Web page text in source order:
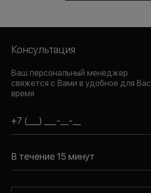
Консультация
Ваш персональный менеджер
свяжется с Вами в удобное для Вас
время
В течение 15 минут